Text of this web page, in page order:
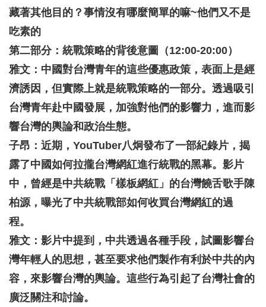
藏著其他目的？事情沒有哪麼簡單的嘛~他們又不是
吃素的
第二部分：統戰策略的背後意圖（12:00-20:00）
雅文：中國對台灣青年的這些優惠政策，表面上是經
濟誘因，但實際上就是統戰策略的一部分。透過吸引
台灣青年赴中國發展，加強對他們的影響力，進而影
響台灣的輿論和政治生態。
子昂：近期，YouTuber八炯發布了一部紀錄片，揭
露了中國如何拉攏台灣網紅進行統戰的黑幕。影片
中，曾經是中共統戰「樣板網紅」的台灣饒舌歌手陳
柏源，曝光了中共統戰部如何收買台灣網紅的過
程。
雅文：影片中提到，中共透過各種手段，試圖影響台
灣年輕人的思想，甚至要求他們製作有利於中共的內
容，來影響台灣的輿論。這些行為引起了台灣社會的
廣泛關注和討論。